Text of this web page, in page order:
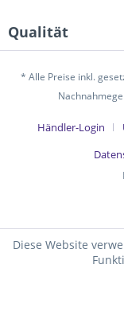
Qualität
* Alle Preise inkl.
Händler-Login
Diese Website